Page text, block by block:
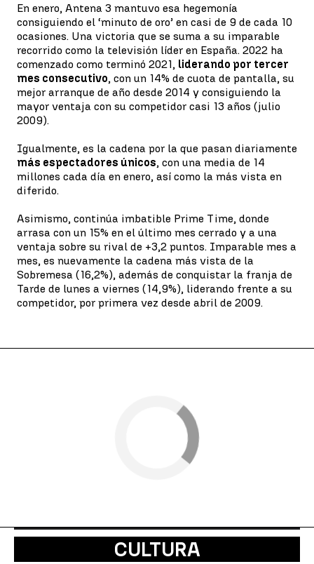
En enero, Antena 3 mantuvo esa hegemonía
consiguiendo el ‘minuto de oro’ en casi de 9 de cada 10
ocasiones. Una victoria que se suma a su imparable
recorrido como la televisión líder en España. 2022 ha
comenzado como terminó 2021, liderando por tercer
mes consecutivo, con un 14% de cuota de pantalla, su
mejor arranque de año desde 2014 y consiguiendo la
mayor ventaja con su competidor casi 13 años (julio
2009).
Igualmente, es la cadena por la que pasan diariamente
más espectadores únicos, con una media de 14
millones cada día en enero, así como la más vista en
diferido.
Asimismo, continúa imbatible Prime Time, donde
arrasa con un 15% en el último mes cerrado y a una
ventaja sobre su rival de +3,2 puntos. Imparable mes a
mes, es nuevamente la cadena más vista de la
Sobremesa (16,2%), además de conquistar la franja de
Tarde de lunes a viernes (14,9%), liderando frente a su
competidor, por primera vez desde abril de 2009.
CULTURA